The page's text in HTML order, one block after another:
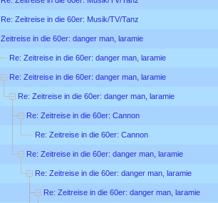
Re: Zeitreise in die 60er: Musik/TV/Tanz
Zeitreise in die 60er: danger man, laramie
Re: Zeitreise in die 60er: danger man, laramie
Re: Zeitreise in die 60er: danger man, laramie
Re: Zeitreise in die 60er: danger man, laramie
Re: Zeitreise in die 60er: Cannon
Re: Zeitreise in die 60er: Cannon
Re: Zeitreise in die 60er: danger man, laramie
Re: Zeitreise in die 60er: danger man, laramie
Re: Zeitreise in die 60er: danger man, laramie